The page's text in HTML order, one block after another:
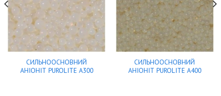
СИЛЬНООСНОВНИЙ
АНІОНІТ PUROLITE A300
СИЛЬНООСНОВНИЙ
АНIОНIТ PUROLITE A400